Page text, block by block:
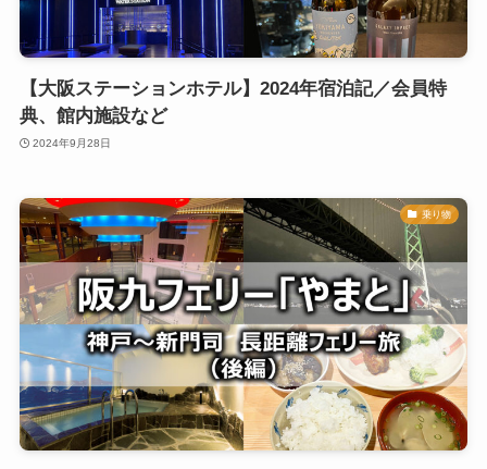
【大阪ステーションホテル】2024年宿泊記／会員特
典、館内施設など
2024年9月28日
乗り物